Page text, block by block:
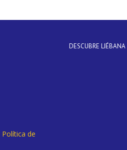
Política de
DESCUBRE LIÉBANA